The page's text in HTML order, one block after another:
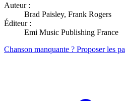
Auteur :
Brad Paisley, Frank Rogers
Éditeur :
Emi Music Publishing France
Chanson manquante ? Proposer les